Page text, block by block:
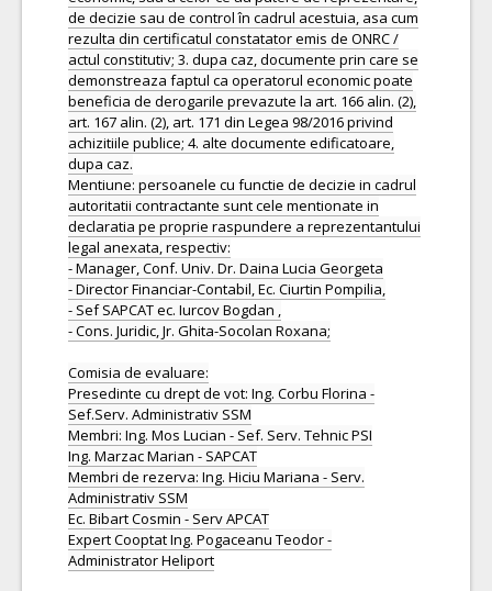
de decizie sau de control în cadrul acestuia, asa cum
rezulta din certificatul constatator emis de ONRC /
actul constitutiv; 3. dupa caz, documente prin care se
demonstreaza faptul ca operatorul economic poate
beneficia de derogarile prevazute la art. 166 alin. (2),
art. 167 alin. (2), art. 171 din Legea 98/2016 privind
achizitiile publice; 4. alte documente edificatoare,
dupa caz.
Mentiune: persoanele cu functie de decizie in cadrul
autoritatii contractante sunt cele mentionate in
declaratia pe proprie raspundere a reprezentantului
legal anexata, respectiv:
- Manager, Conf. Univ. Dr. Daina Lucia Georgeta
- Director Financiar-Contabil, Ec. Ciurtin Pompilia,
- Sef SAPCAT ec. Iurcov Bogdan ,
- Cons. Juridic, Jr. Ghita-Socolan Roxana;
Comisia de evaluare:
Presedinte cu drept de vot: Ing. Corbu Florina -
Sef.Serv. Administrativ SSM
Membri: Ing. Mos Lucian - Sef. Serv. Tehnic PSI
Ing. Marzac Marian - SAPCAT
Membri de rezerva: Ing. Hiciu Mariana - Serv.
Administrativ SSM
Ec. Bibart Cosmin - Serv APCAT
Expert Cooptat Ing. Pogaceanu Teodor -
Administrator Heliport